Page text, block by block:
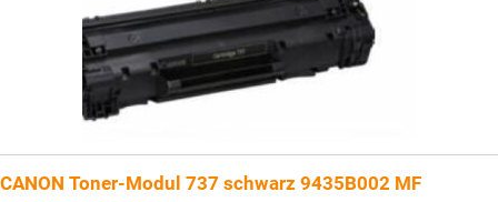
CANON Toner-Modul 737 schwarz 9435B002 MF